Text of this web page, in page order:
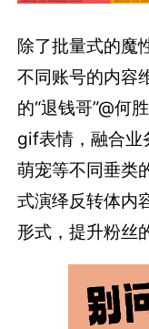
除了批量式的魔
不同账号的内容
的“退钱哥”@何
gif表情，融合业
萌宠等不同垂类
式演绎反转体内
形式，提升粉丝